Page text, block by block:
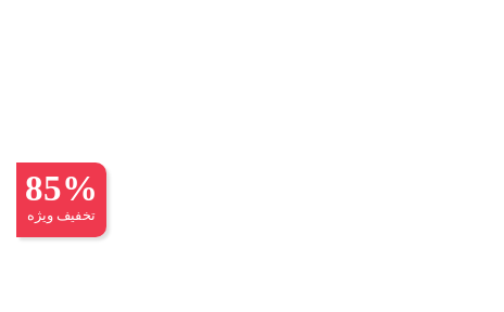
85%
تخفیف ویژه